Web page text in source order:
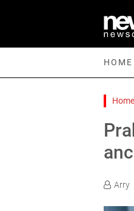
HOME
Gaya
Home
Arry